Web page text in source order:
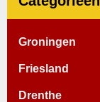
Groningen
Friesland
Drenthe